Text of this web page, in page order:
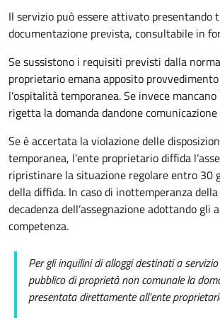
Il servizio può essere attivato presentando
documentazione prevista, consultabile in
Se sussistono i requisiti previsti dalla
proprietario emana apposito
l'ospitalità temporanea. Se invece
rigetta la domanda dandone
Se è accertata la violazione delle
temporanea, l'ente proprietario diffida
ripristinare la situazione regolare entro 30
della diffida. In caso di inottemperanza
decadenza dell’assegnazione adottando gli
competenza.
Per gli inquilini di alloggi destinati a
pubblico di proprietà non comunale la
presentata direttamente all’ente